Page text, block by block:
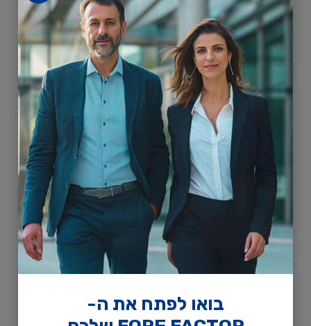
המבוקשת ביותר. ר...
לכל הקורסים
תרצה שיועץ לימודים
יחזור אלייך?
בואו לפתח את ה-